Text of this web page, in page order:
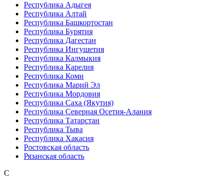
Республика Адыгея
Республика Алтай
Республика Башкортостан
Республика Бурятия
Республика Дагестан
Республика Ингушетия
Республика Калмыкия
Республика Карелия
Республика Коми
Республика Марий Эл
Республика Мордовия
Республика Саха (Якутия)
Республика Северная Осетия-Алания
Республика Татарстан
Республика Тыва
Республика Хакасия
Ростовская область
Рязанская область
С